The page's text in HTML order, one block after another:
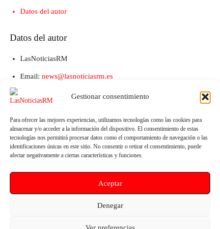
Gestionar consentimiento
Para ofrecer las mejores experiencias, utilizamos tecnologías como las cookies para
almacenar y/o acceder a la información del dispositivo. El consentimiento de estas
tecnologías nos permitirá procesar datos como el comportamiento de navegación o las
identificaciones únicas en este sitio. No consentir o retirar el consentimiento, puede
afectar negativamente a ciertas características y funciones.
Aceptar
Denegar
Ver preferencias
Datos del autor
Datos del autor
LasNoticiasRM
Email: news@lasnoticiasrm.es
Teléfono y Whatsapp: 641387053
colegios de Lorca tras superar
tras la huelga en las escuelas